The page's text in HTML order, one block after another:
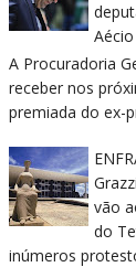
A Procuradoria
receber nos
premiada do ex-
vão
do
inúmeros